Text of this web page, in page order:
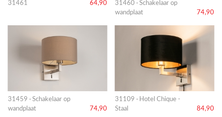
31461 64,90
31460 · Schakelaar op
wandplaat
74,90
31459 · Schakelaar op
wandplaat
74,90
31109 · Hotel Chique -
Staal
84,90